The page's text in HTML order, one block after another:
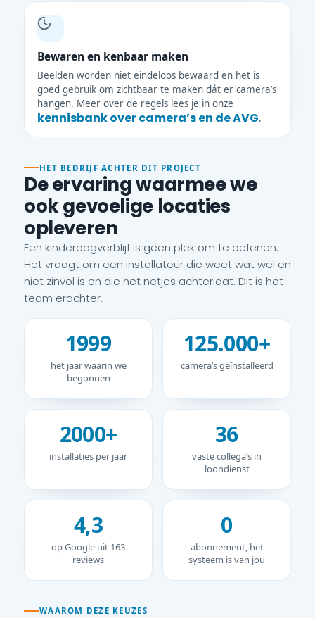
Bewaren en kenbaar maken
Beelden worden niet eindeloos bewaard en het is
goed gebruik om zichtbaar te maken dát er camera’s
hangen. Meer over de regels lees je in onze
kennisbank over camera’s en de AVG.
HET BEDRIJF ACHTER DIT PROJECT
De ervaring waarmee we
ook gevoelige locaties
opleveren
Een kinderdagverblijf is geen plek om te oefenen.
Het vraagt om een installateur die weet wat wel en
niet zinvol is en die het netjes achterlaat. Dit is het
team erachter.
1999
het jaar waarin we
begonnen
125.000+
camera’s geïnstalleerd
2000+
installaties per jaar
36
vaste collega’s in
loondienst
4,3
op Google uit 163
reviews
0
abonnement, het
systeem is van jou
WAAROM DEZE KEUZES